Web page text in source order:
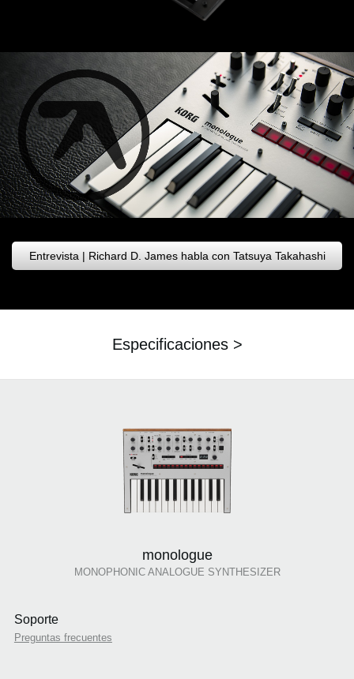
Entrevista | Richard D. James habla con Tatsuya Takahashi
Especificaciones >
monologue
MONOPHONIC ANALOGUE SYNTHESIZER
Soporte
Preguntas frecuentes